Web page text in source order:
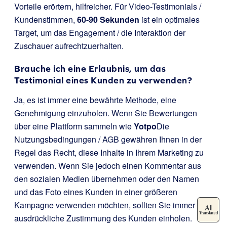
Vorteile erörtern, hilfreicher. Für Video-Testimonials /
Kundenstimmen, 60-90 Sekunden ist ein optimales
Target, um das Engagement / die Interaktion der
Zuschauer aufrechtzuerhalten.
Brauche ich eine Erlaubnis, um das
Testimonial eines Kunden zu verwenden?
Ja, es ist immer eine bewährte Methode, eine
Genehmigung einzuholen. Wenn Sie Bewertungen
über eine Plattform sammeln wieYotpoDie
Nutzungsbedingungen / AGB gewähren Ihnen in der
Regel das Recht, diese Inhalte in Ihrem Marketing zu
verwenden. Wenn Sie jedoch einen Kommentar aus
den sozialen Medien übernehmen oder den Namen
und das Foto eines Kunden in einer größeren
Kampagne verwenden möchten, sollten Sie immer die
ausdrückliche Zustimmung des Kunden einholen.